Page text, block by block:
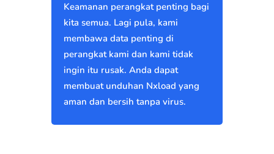
Keamanan perangkat penting bagi
kita semua. Lagi pula, kami
membawa data penting di
perangkat kami dan kami tidak
ingin itu rusak. Anda dapat
membuat unduhan Nxload yang
aman dan bersih tanpa virus.